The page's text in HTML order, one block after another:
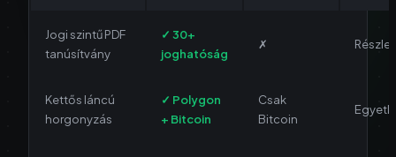
Jogi szintű PDF
tanúsítvány
✓ 30+
joghatóság
✗
Kettős láncú
horgonyzás
✓ Polygon
+ Bitcoin
Csak
Bitcoin